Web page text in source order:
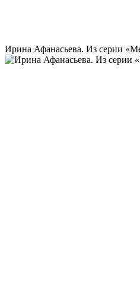
Ирина Афанасьева. Из серии